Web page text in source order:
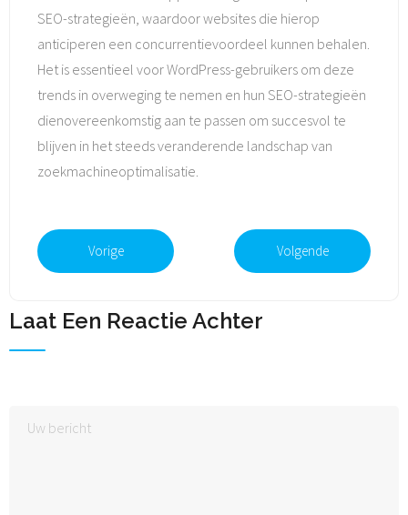
SEO-strategieën, waardoor websites die hierop
anticiperen een concurrentievoordeel kunnen behalen.
Het is essentieel voor WordPress-gebruikers om deze
trends in overweging te nemen en hun SEO-strategieën
dienovereenkomstig aan te passen om succesvol te
blijven in het steeds veranderende landschap van
zoekmachineoptimalisatie.
Vorige Volgende
Laat Een Reactie Achter